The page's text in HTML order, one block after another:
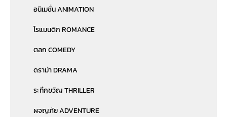
อนิเมชั่น ANIMATION
โรแมนติก ROMANCE
ตลก COMEDY
ดราม่า DRAMA
ระทึกขวัญ THRILLER
ผจญภัย ADVENTURE